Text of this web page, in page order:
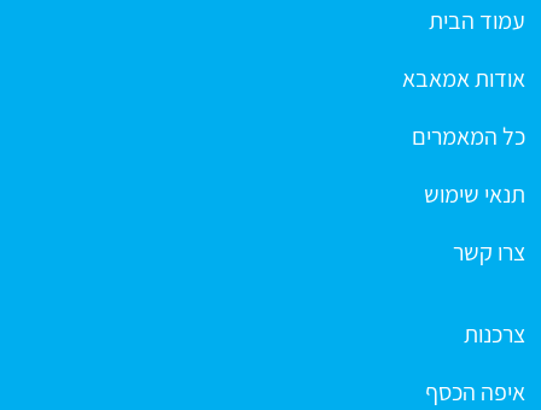
עמוד הבית
אודות אמאבא
כל המאמרים
תנאי שימוש
צרו קשר
צרכנות
איפה הכסף